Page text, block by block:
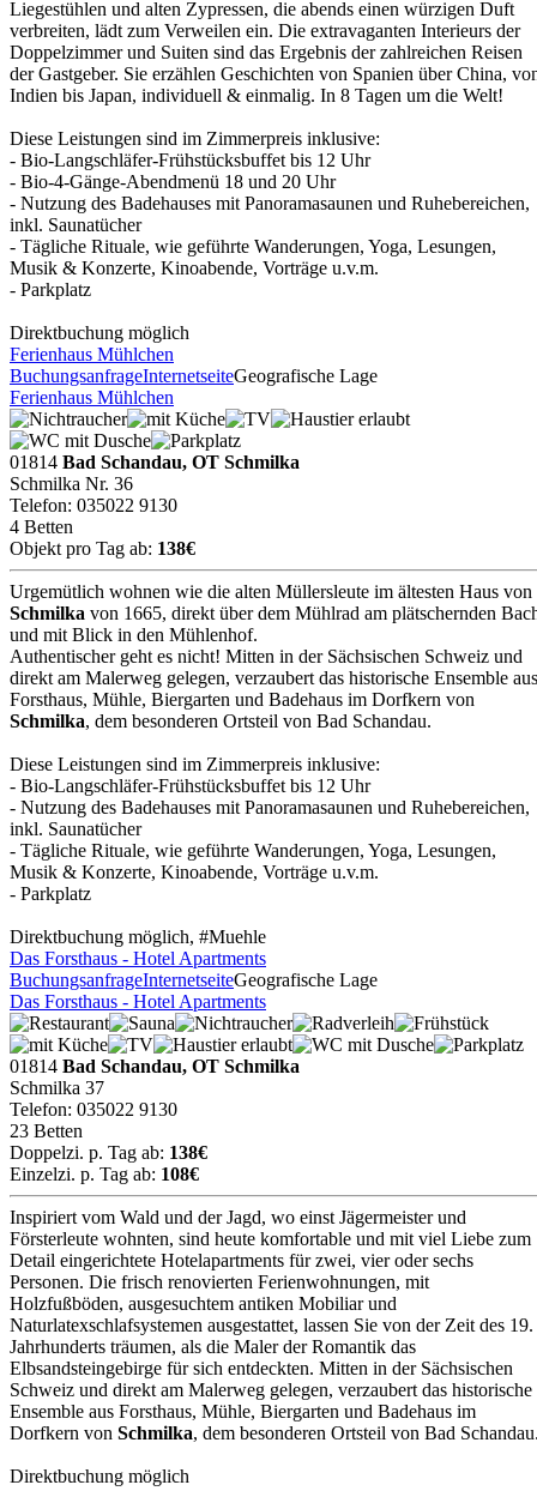
Liegestühlen und alten Zypressen, die abends einen würzigen Duft
verbreiten, lädt zum Verweilen ein. Die extravaganten Interieurs der
Doppelzimmer und Suiten sind das Ergebnis der zahlreichen Reisen
der Gastgeber. Sie erzählen Geschichten von Spanien über China,
Indien bis Japan, individuell & einmalig. In 8 Tagen um die Welt!
Diese Leistungen sind im Zimmerpreis inklusive:
- Bio-Langschläfer-Frühstücksbuffet bis 12 Uhr
- Bio-4-Gänge-Abendmenü 18 und 20 Uhr
- Nutzung des Badehauses mit Panoramasaunen und Ruhebereichen,
inkl. Saunatücher
- Tägliche Rituale, wie geführte Wanderungen, Yoga, Lesungen,
Musik & Konzerte, Kinoabende, Vorträge u.v.m.
- Parkplatz
Direktbuchung möglich
Ferienhaus Mühlchen
BuchungsanfrageInternetseiteGeografische Lage
Ferienhaus Mühlchen
01814 Bad Schandau, OT Schmilka
Schmilka Nr. 36
Telefon: 035022 9130
4 Betten
Objekt pro Tag ab: 138€
Urgemütlich wohnen wie die alten Müllersleute im ältesten Haus von
Schmilka von 1665, direkt über dem Mühlrad am plätschernden
und mit Blick in den Mühlenhof.
Authentischer geht es nicht! Mitten in der Sächsischen Schweiz und
direkt am Malerweg gelegen, verzaubert das historische Ensemble aus
Forsthaus, Mühle, Biergarten und Badehaus im Dorfkern von
Schmilka, dem besonderen Ortsteil von Bad Schandau.
Diese Leistungen sind im Zimmerpreis inklusive:
- Bio-Langschläfer-Frühstücksbuffet bis 12 Uhr
- Nutzung des Badehauses mit Panoramasaunen und Ruhebereichen,
inkl. Saunatücher
- Tägliche Rituale, wie geführte Wanderungen, Yoga, Lesungen,
Musik & Konzerte, Kinoabende, Vorträge u.v.m.
- Parkplatz
Direktbuchung möglich, #Muehle
Das Forsthaus - Hotel Apartments
BuchungsanfrageInternetseiteGeografische Lage
Das Forsthaus - Hotel Apartments
01814 Bad Schandau, OT Schmilka
Schmilka 37
Telefon: 035022 9130
23 Betten
Doppelzi. p. Tag ab: 138€
Einzelzi. p. Tag ab: 108€
Inspiriert vom Wald und der Jagd, wo einst Jägermeister und
Försterleute wohnten, sind heute komfortable und mit viel Liebe zum
Detail eingerichtete Hotelapartments für zwei, vier oder sechs
Personen. Die frisch renovierten Ferienwohnungen, mit
Holzfußböden, ausgesuchtem antiken Mobiliar und
Naturlatexschlafsystemen ausgestattet, lassen Sie von der Zeit des 19.
Jahrhunderts träumen, als die Maler der Romantik das
Elbsandsteingebirge für sich entdeckten. Mitten in der Sächsischen
Schweiz und direkt am Malerweg gelegen, verzaubert das historische
Ensemble aus Forsthaus, Mühle, Biergarten und Badehaus im
Dorfkern von Schmilka, dem besonderen Ortsteil von Bad
Direktbuchung möglich